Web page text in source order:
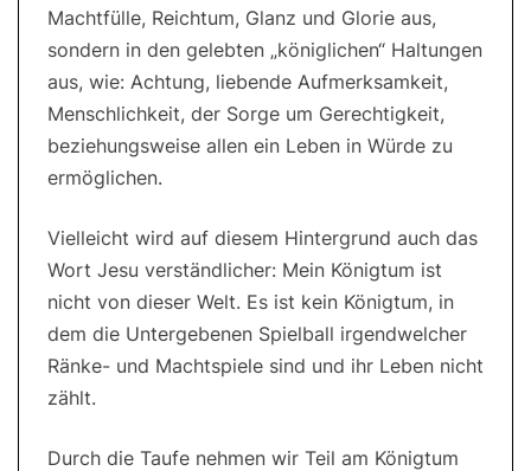
Machtfülle, Reichtum, Glanz und Glorie aus,
sondern in den gelebten „königlichen“ Haltungen
aus, wie: Achtung, liebende Aufmerksamkeit,
Menschlichkeit, der Sorge um Gerechtigkeit,
beziehungsweise allen ein Leben in Würde zu
ermöglichen.
Vielleicht wird auf diesem Hintergrund auch das
Wort Jesu verständlicher: Mein Königtum ist
nicht von dieser Welt. Es ist kein Königtum, in
dem die Untergebenen Spielball irgendwelcher
Ränke- und Machtspiele sind und ihr Leben nicht
zählt.
Durch die Taufe nehmen wir Teil am Königtum